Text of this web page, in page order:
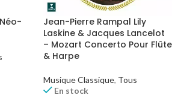
Jean-Pierre Rampal Lily
Laskine & Jacques Lancelot
– Mozart Concerto Pour Flûte
& Harpe
Musique Classique, Tous
En stock